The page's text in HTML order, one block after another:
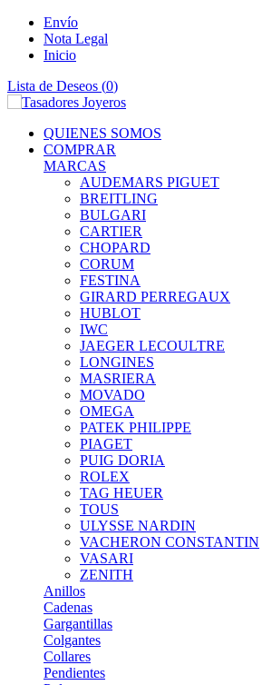
Envío
Nota Legal
Inicio
Lista de Deseos (0)
QUIENES SOMOS
COMPRAR
MARCAS
AUDEMARS PIGUET
BREITLING
BULGARI
CARTIER
CHOPARD
CORUM
FESTINA
GIRARD PERREGAUX
HUBLOT
IWC
JAEGER LECOULTRE
LONGINES
MASRIERA
MOVADO
OMEGA
PATEK PHILIPPE
PIAGET
PUIG DORIA
ROLEX
TAG HEUER
TOUS
ULYSSE NARDIN
VACHERON CONSTANTIN
VASARI
ZENITH
Anillos
Cadenas
Gargantillas
Colgantes
Collares
Pendientes